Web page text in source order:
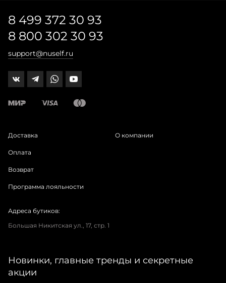
8 499 372 30 93
8 800 302 30 93
support@nuself.ru
Доставка
Оплата
Возврат
Программа лояльности
О компании
Адреса бутиков:
Большая Никитская ул., 17, стр. 1
Новинки, главные тренды и секретные
акции